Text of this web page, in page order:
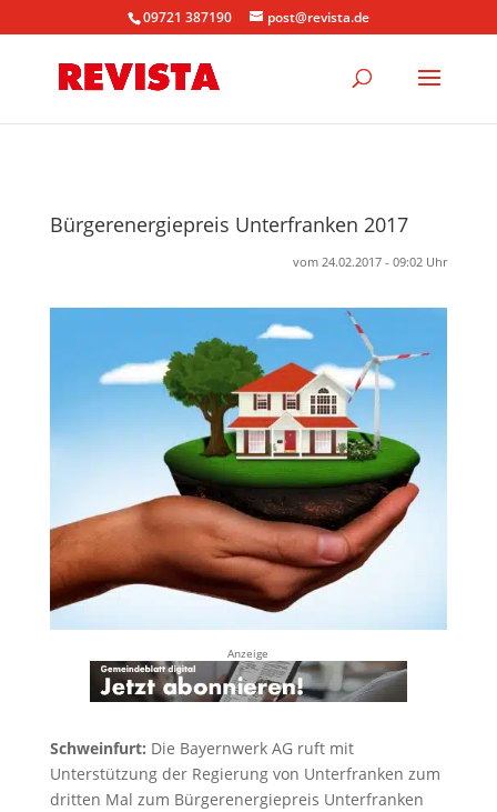
09721 387190 post@revista.de
Bürgerenergiepreis Unterfranken 2017
vom 24.02.2017 - 09:02 Uhr
Anzeige
Schweinfurt: Die Bayernwerk AG ruft mit
Unterstützung der Regierung von Unterfranken zum
dritten Mal zum Bürgerenergiepreis Unterfranken